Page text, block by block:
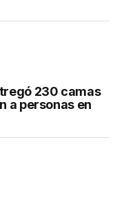
230 camas
a personas en